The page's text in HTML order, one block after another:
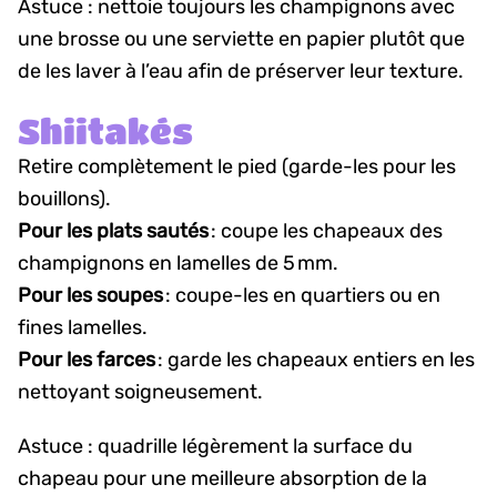
Astuce : nettoie toujours les champignons avec
une brosse ou une serviette en papier plutôt que
de les laver à l’eau afin de préserver leur texture.
Shiitakés
Retire complètement le pied (garde-les pour les
bouillons).
Pour les plats sautés: coupe les chapeaux des
champignons en lamelles de 5 mm.
Pour les soupes: coupe-les en quartiers ou en
fines lamelles.
Pour les farces: garde les chapeaux entiers en les
nettoyant soigneusement.
Astuce : quadrille légèrement la surface du
chapeau pour une meilleure absorption de la